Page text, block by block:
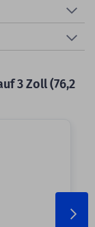
3 Zoll (76,2